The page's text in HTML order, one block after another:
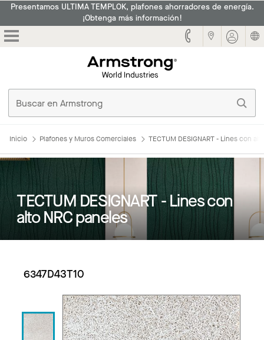
Presentamos ULTIMA TEMPLOK, plafones ahorradores de energía.
¡Obtenga más información!
Inicio Plafones y Muros Comerciales TECTUM DESIGNART - Lines con
TECTUM DESIGNART - Lines con
alto NRC paneles
6347D43T10